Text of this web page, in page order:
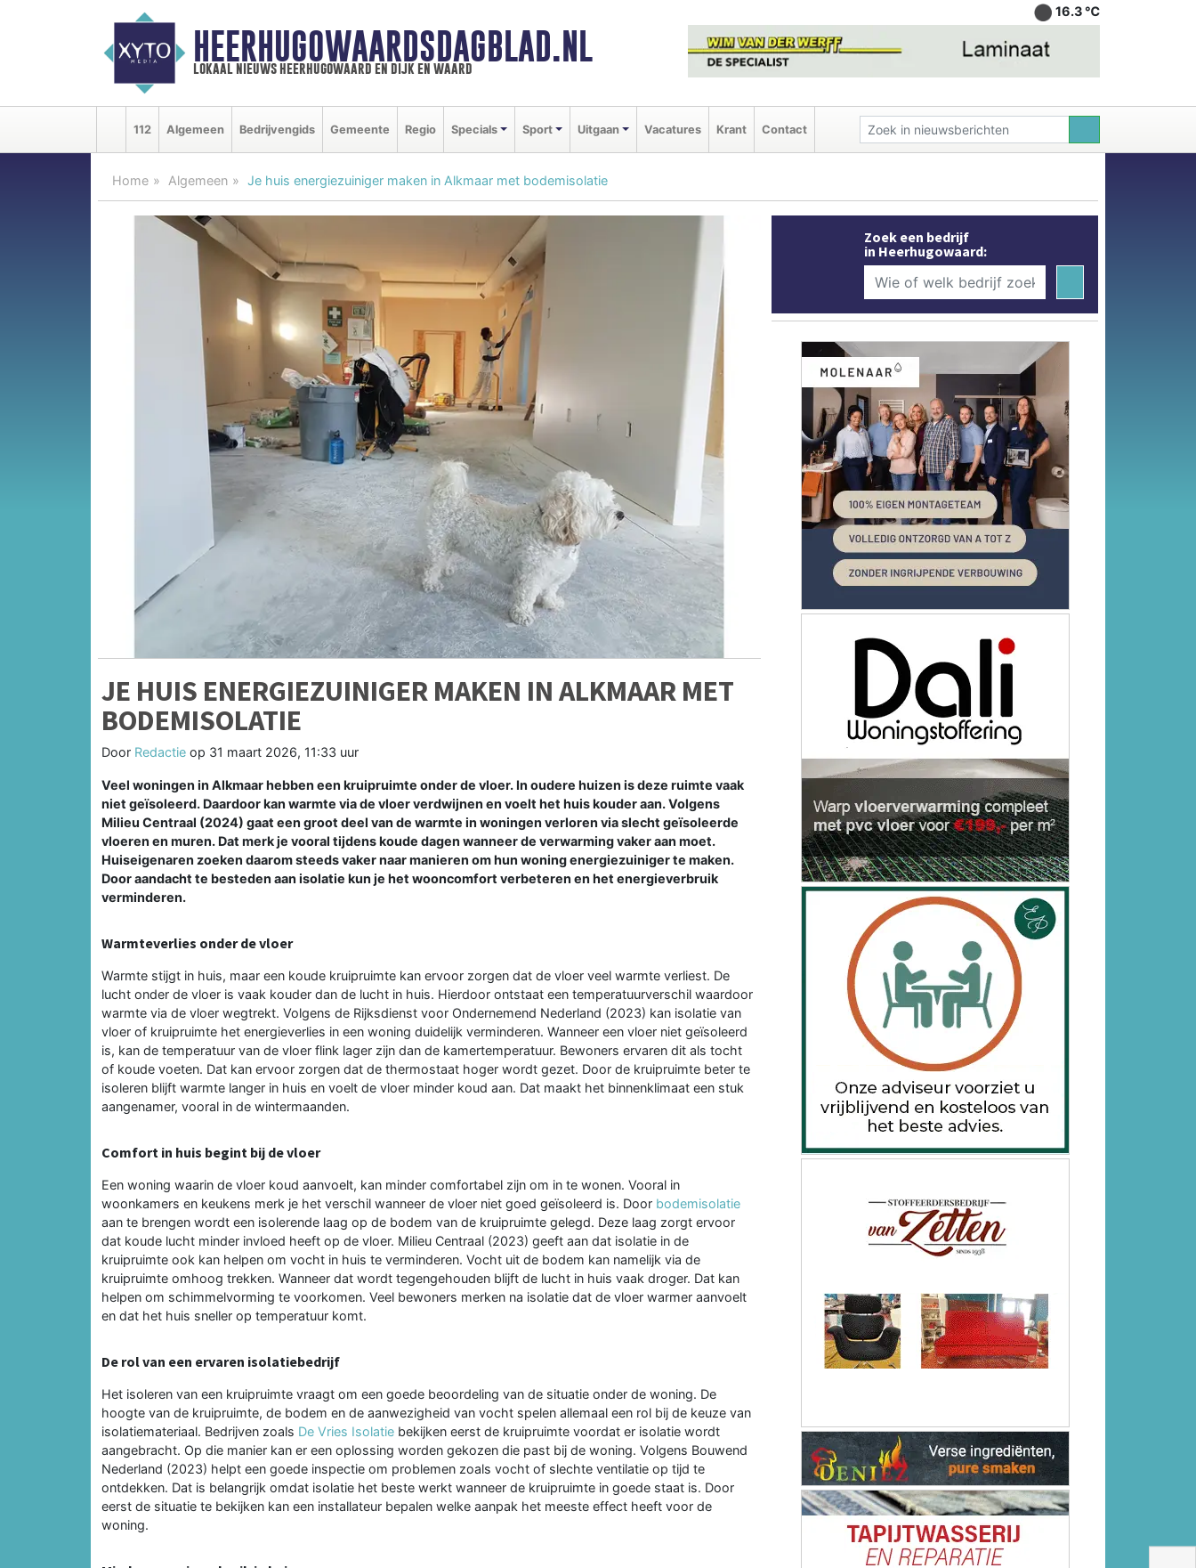
HEERHUGOWAARDSDAGBLAD.NL
lokaal nieuws heerhugowaard en dijk en waard
16.3 ℃
112 Algemeen Bedrijvengids Gemeente Regio Specials Sport Uitgaan Vacatures Krant Contact
Home Algemeen Je huis energiezuiniger maken in Alkmaar met bodemisolatie
JE HUIS ENERGIEZUINIGER MAKEN IN ALKMAAR MET
BODEMISOLATIE
Door Redactie op 31 maart 2026, 11:33 uur
Veel woningen in Alkmaar hebben een kruipruimte onder de vloer. In oudere huizen is deze ruimte vaak
niet geïsoleerd. Daardoor kan warmte via de vloer verdwijnen en voelt het huis kouder aan. Volgens
Milieu Centraal (2024) gaat een groot deel van de warmte in woningen verloren via slecht geïsoleerde
vloeren en muren. Dat merk je vooral tijdens koude dagen wanneer de verwarming vaker aan moet.
Huiseigenaren zoeken daarom steeds vaker naar manieren om hun woning energiezuiniger te maken.
Door aandacht te besteden aan isolatie kun je het wooncomfort verbeteren en het energieverbruik
verminderen.
Warmteverlies onder de vloer
Warmte stijgt in huis, maar een koude kruipruimte kan ervoor zorgen dat de vloer veel warmte verliest. De
lucht onder de vloer is vaak kouder dan de lucht in huis. Hierdoor ontstaat een temperatuurverschil waardoor
warmte via de vloer wegtrekt. Volgens de Rijksdienst voor Ondernemend Nederland (2023) kan isolatie van
vloer of kruipruimte het energieverlies in een woning duidelijk verminderen. Wanneer een vloer niet geïsoleerd
is, kan de temperatuur van de vloer flink lager zijn dan de kamertemperatuur. Bewoners ervaren dit als tocht
of koude voeten. Dat kan ervoor zorgen dat de thermostaat hoger wordt gezet. Door de kruipruimte beter te
isoleren blijft warmte langer in huis en voelt de vloer minder koud aan. Dat maakt het binnenklimaat een stuk
aangenamer, vooral in de wintermaanden.
Comfort in huis begint bij de vloer
Een woning waarin de vloer koud aanvoelt, kan minder comfortabel zijn om in te wonen. Vooral in
woonkamers en keukens merk je het verschil wanneer de vloer niet goed geïsoleerd is. Door bodemisolatie
aan te brengen wordt een isolerende laag op de bodem van de kruipruimte gelegd. Deze laag zorgt ervoor
dat koude lucht minder invloed heeft op de vloer. Milieu Centraal (2023) geeft aan dat isolatie in de
kruipruimte ook kan helpen om vocht in huis te verminderen. Vocht uit de bodem kan namelijk via de
kruipruimte omhoog trekken. Wanneer dat wordt tegengehouden blijft de lucht in huis vaak droger. Dat kan
helpen om schimmelvorming te voorkomen. Veel bewoners merken na isolatie dat de vloer warmer aanvoelt
en dat het huis sneller op temperatuur komt.
De rol van een ervaren isolatiebedrijf
Het isoleren van een kruipruimte vraagt om een goede beoordeling van de situatie onder de woning. De
hoogte van de kruipruimte, de bodem en de aanwezigheid van vocht spelen allemaal een rol bij de keuze van
isolatiemateriaal. Bedrijven zoals De Vries Isolatie bekijken eerst de kruipruimte voordat er isolatie wordt
aangebracht. Op die manier kan er een oplossing worden gekozen die past bij de woning. Volgens Bouwend
Nederland (2023) helpt een goede inspectie om problemen zoals vocht of slechte ventilatie op tijd te
ontdekken. Dat is belangrijk omdat isolatie het beste werkt wanneer de kruipruimte in goede staat is. Door
eerst de situatie te bekijken kan een installateur bepalen welke aanpak het meeste effect heeft voor de
woning.
Zoek een bedrijf
in Heerhugowaard: